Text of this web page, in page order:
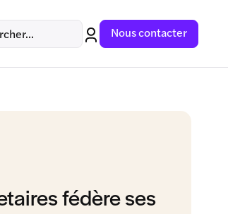
Nous contacter
fédère ses